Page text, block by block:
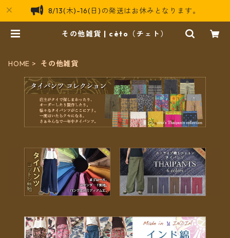
8/13(木)-16(日)の発送はお休みとなります。
その他雑貨 | cèto（チェト）
HOME その他雑貨